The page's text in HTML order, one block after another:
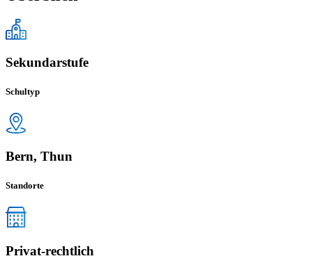
Sekundarstufe
Schultyp
Bern, Thun
Standorte
Privat-rechtlich